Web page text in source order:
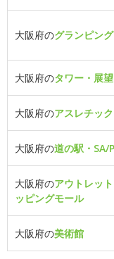
大阪府のグランピング
大阪府のタワー・展
大阪府のアスレチック
大阪府の道の駅・SA/
大阪府のアウトレッ
ッピングモール
大阪府の美術館